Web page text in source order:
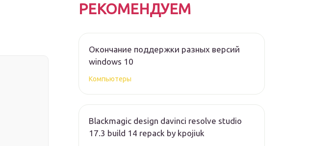
РЕКОМЕНДУЕМ
Окончание поддержки разных версий
windows 10
Компьютеры
Blackmagic design davinci resolve studio
17.3 build 14 repack by kpojiuk